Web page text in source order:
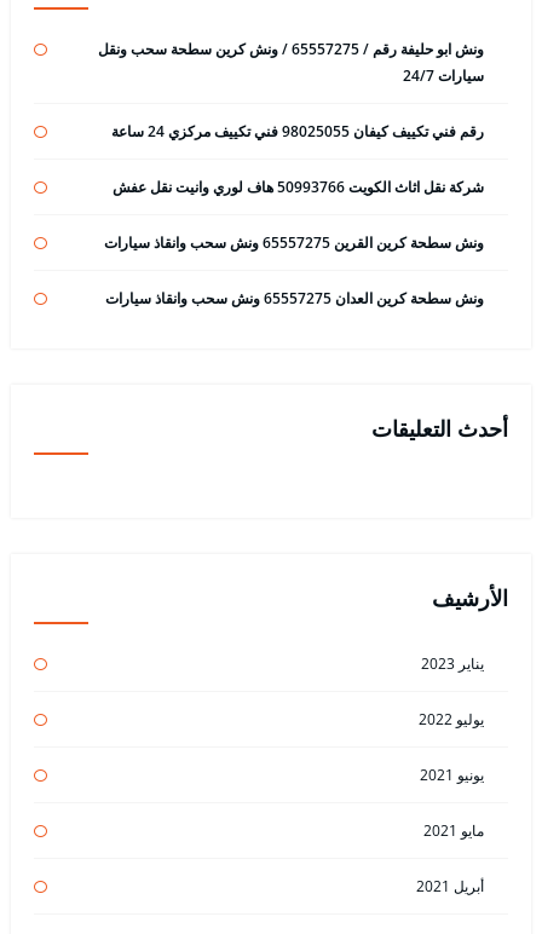
ونش ابو حليفة رقم / 65557275 / ونش كرين سطحة سحب ونقل
سيارات 24/7
رقم فني تكييف كيفان 98025055 فني تكييف مركزي 24 ساعة
شركة نقل اثاث الكويت 50993766 هاف لوري وانيت نقل عفش
ونش سطحة كرين القرين 65557275 ونش سحب وانقاذ سيارات
ونش سطحة كرين العدان 65557275 ونش سحب وانقاذ سيارات
أحدث التعليقات
الأرشيف
يناير 2023
يوليو 2022
يونيو 2021
مايو 2021
أبريل 2021